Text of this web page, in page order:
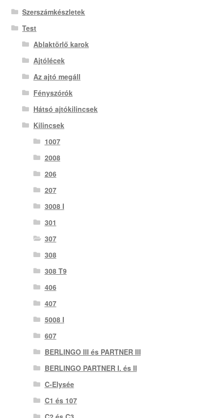
Szerszámkészletek
Test
Ablaktörlő karok
Ajtólécek
Az ajtó megáll
Fényszórók
Hátsó ajtókilincsek
Kilincsek
1007
2008
206
207
3008 I
301
307
308
308 T9
406
407
5008 I
607
BERLINGO III és PARTNER III
BERLINGO PARTNER I. és II
C-Elysée
C1 és 107